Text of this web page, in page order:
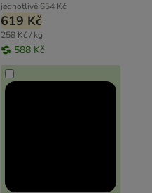
jednotlivě 654 Kč
619 Kč
258 Kč / kg
588 Kč